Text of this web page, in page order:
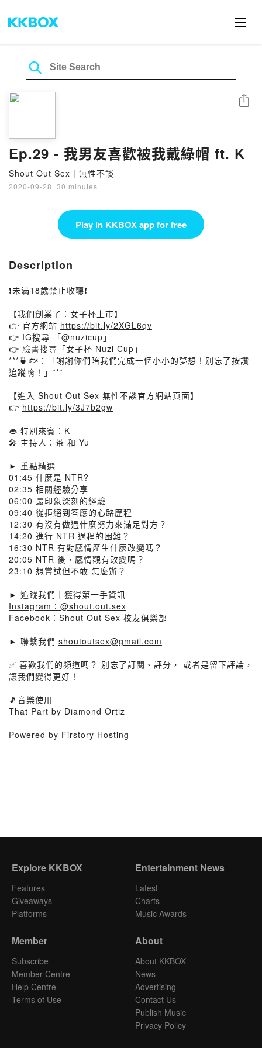
Ep.29 - 我男友喜歡被我戴綠帽 ft. K
Shout Out Sex | 無性不談
2020-09-28 · 30 minutes
Share
Play in KKBOX app for free
Description
❗未滿18歲禁止收聽❗
【我們創業了：女子杯上市】
👉 官方網站 https://bit.ly/2XGL6qv
👉 IG搜尋 「@nuzicup」
👉 臉書搜尋「女子杯 Nuzi Cup」
***🍵🐟：「謝謝你們陪我們完成一個小小的夢想！別忘了按讚
追蹤唷！」***
【進入 Shout Out Sex 無性不談官方網站頁面】
👉 https://bit.ly/3J7b2gw
👄 特別來賓：K
🎤 主持人：茶 和 Yu
► 重點精選
01:45 什麼是 NTR?
02:35 相關經驗分享
06:00 最印象深刻的經驗
09:40 從拒絕到答應的心路歷程
12:30 有沒有做過什麼努力來滿足對方？
14:20 進行 NTR 過程的困難？
16:30 NTR 有對感情產生什麼改變嗎？
20:05 NTR 後，感情觀有改變嗎？
23:10 想嘗試但不敢 怎麼辦？
► 追蹤我們｜獲得第一手資訊
Instagram：@shout.out.sex
Facebook：Shout Out Sex 校友俱樂部
► 聯繫我們 shoutoutsex@gmail.com
✅ 喜歡我們的頻道嗎？ 別忘了訂閱、評分， 或者是留下評論，
讓我們變得更好！
🎵音樂使用
That Part by Diamond Ortiz
Powered by Firstory Hosting
Explore KKBOX
Features
Giveaways
Platforms
Entertainment News
Latest
Charts
Music Awards
Member
Subscribe
Member Centre
Help Centre
Terms of Use
About
About KKBOX
News
Advertising
Contact Us
Publish Music
Privacy Policy